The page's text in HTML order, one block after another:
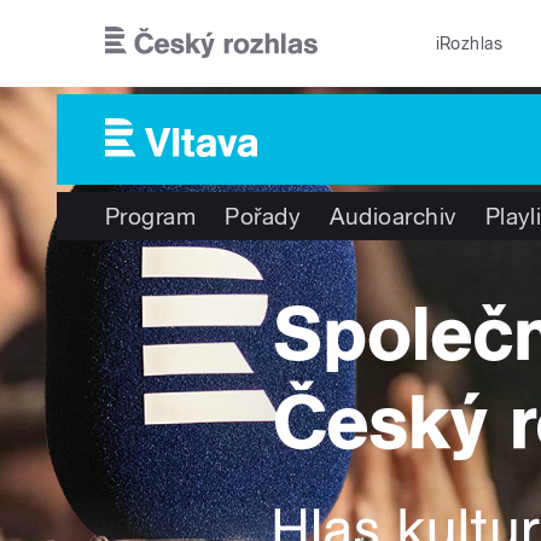
iRozhlas
Program Pořady Audioarchiv